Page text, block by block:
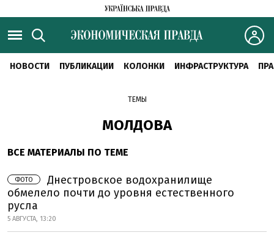
НОВОСТИ ПУБЛИКАЦИИ КОЛОНКИ ИНФРАСТРУКТУРА
ТЕМЫ
МОЛДОВА
ВСЕ МАТЕРИАЛЫ ПО ТЕМЕ
ФОТО
Днестровское водохранилище
обмелело почти до уровня естественного
русла
5 АВГУСТА, 13:20